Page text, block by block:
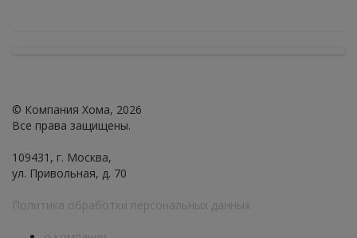
© Компания Хома, 2026
Все права защищены.
109431, г. Москва,
ул. Привольная, д. 70
Политика обработки персональных данных